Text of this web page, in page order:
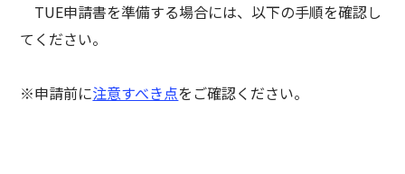
TUE申請書を準備する場合には、以下の手順を確認し
てください。
※申請前に注意すべき点をご確認ください。